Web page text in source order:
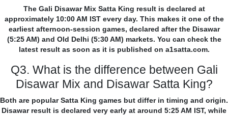
The Gali Disawar Mix Satta King result is declared at
approximately 10:00 AM IST every day. This makes it one of the
earliest afternoon-session games, declared after the Disawar
(5:25 AM) and Old Delhi (5:30 AM) markets. You can check the
latest result as soon as it is published on a1satta.com.
Q3. What is the difference between Gali
Disawar Mix and Disawar Satta King?
Both are popular Satta King games but differ in timing and origin.
Disawar result is declared very early at around 5:25 AM IST, while